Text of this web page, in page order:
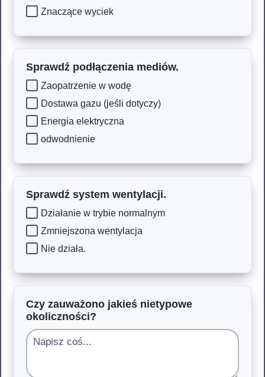
Znaczące wyciek
Sprawdź podłączenia mediów.
Zaopatrzenie w wodę
Dostawa gazu (jeśli dotyczy)
Energia elektryczna
odwodnienie
Sprawdź system wentylacji.
Działanie w trybie normalnym
Zmniejszona wentylacja
Nie działa.
Czy zauważono jakieś nietypowe
okoliczności?